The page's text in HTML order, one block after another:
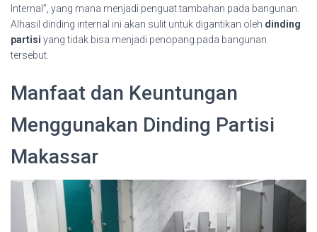
Internal”, yang mana menjadi penguat tambahan pada bangunan.
Alhasil dinding internal ini akan sulit untuk digantikan oleh dinding
partisi yang tidak bisa menjadi penopang.pada bangunan
tersebut.
Manfaat dan Keuntungan
Menggunakan Dinding Partisi
Makassar